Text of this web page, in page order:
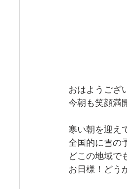
おはようござ
今朝も笑顔満
寒い朝を迎え
全国的に雪の
どこの地域で
お日様！どう